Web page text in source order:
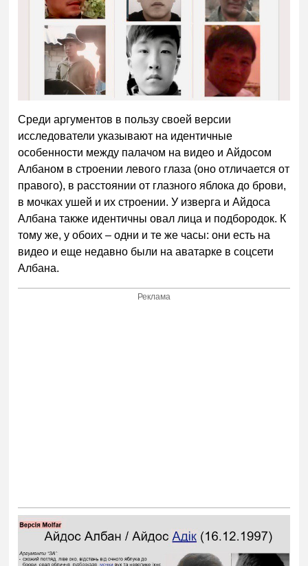
Среди аргументов в пользу своей версии
исследователи указывают на идентичные
особенности между палачом на видео и Айдосом
Албаном в строении левого глаза (оно отличается от
правого), в расстоянии от глазного яблока до брови,
в мочках ушей и их строении. У изверга и Айдоса
Албана также идентичны овал лица и подбородок. К
тому же, у обоих – одни и те же часы: они есть на
видео и еще недавно были на аватарке в соцсети
Албана.
Реклама